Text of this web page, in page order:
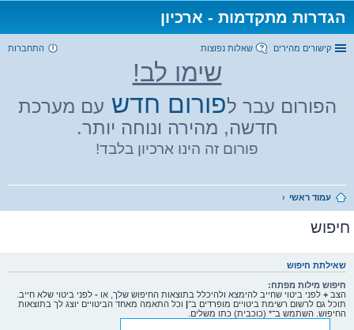
הגדרות מתקדמות - ארכיון
קישורים מהירים שאלות נפוצות התחברות
שימו לב!
הפורום עבר לפורום חדש עם מערכת
חדשה, מהירה ונוחה יותר.
פורום זה הינו ארכיון בלבד!
עמוד ראשי
חיפוש
שאילתת חיפוש
חיפוש מילות מפתח:
הצב + לפני ביטוי שחייב להימצא ולהיכלל בתוצאות החיפוש שלך, או - לפני ביטוי שלא חייב.
תוכל גם לרשום רשימת ביטויים מופרדים ב־| וכל התאמה מאחד הביטויים יוצג לך בתוצאות
החיפוש. השתמש ב־* (כוכבית) כתו משלים.